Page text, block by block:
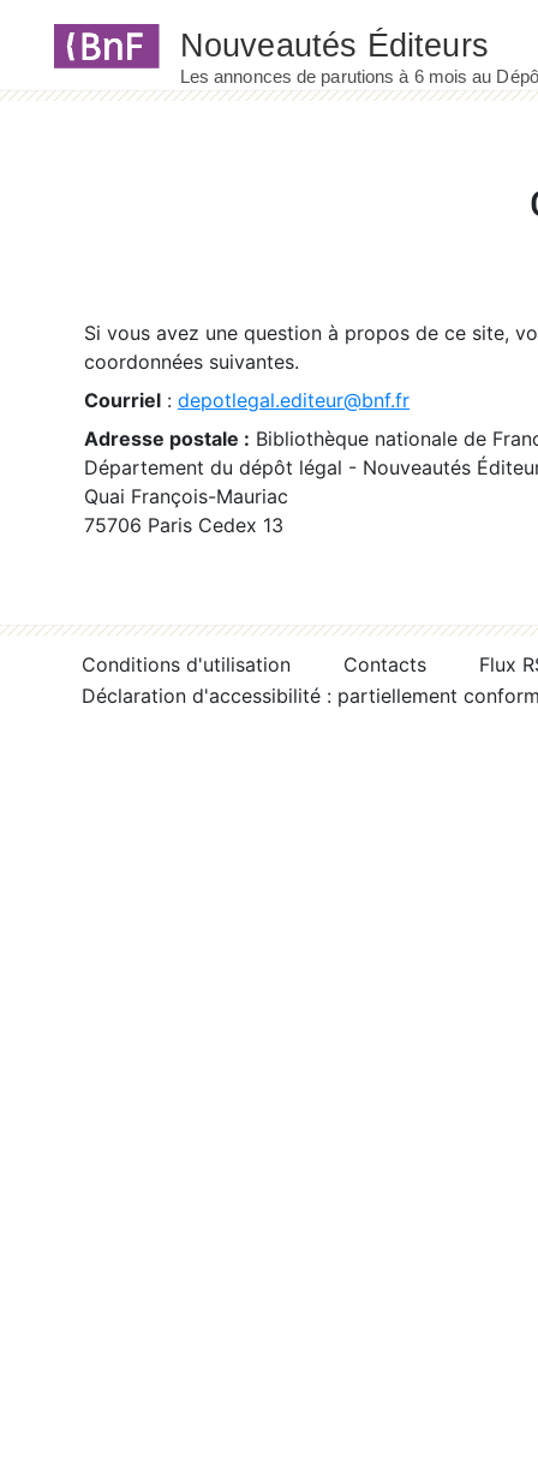
Si vous avez une question à propos de ce site,
coordonnées suivantes.
Courriel : depotlegal.editeur@bnf.fr
Adresse postale : Bibliothèque nationale de
Département du dépôt légal - Nouveautés
Quai François-Mauriac
75706 Paris Cedex 13
Conditions d'utilisation Contacts
Flux
Déclaration d'accessibilité : partiellement